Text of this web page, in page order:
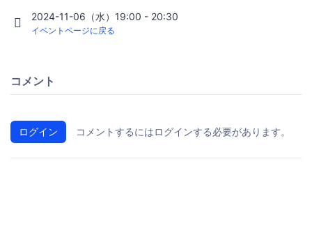
2024-11-06（水）19:00 - 20:30
イベントページに戻る
コメント
ログイン コメントするにはログインする必要があります。